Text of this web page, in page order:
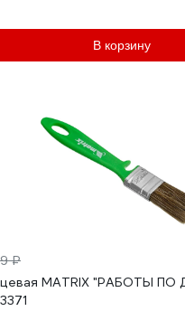
В корзину
₽
MATRIX "РАБОТЫ ПО